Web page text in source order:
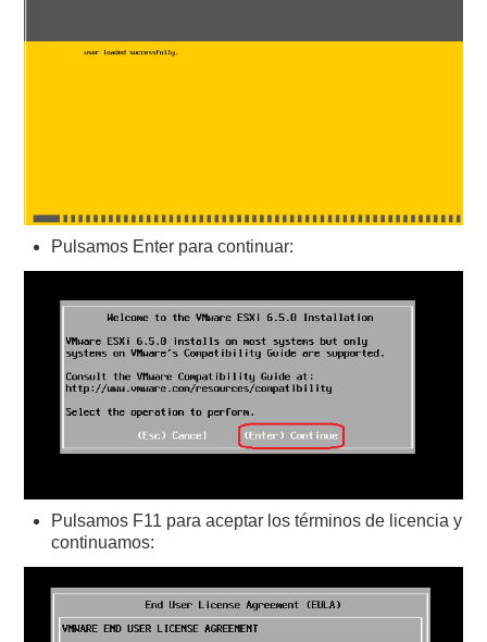
Pulsamos Enter para continuar:
Pulsamos F11 para aceptar los términos de licencia y
continuamos: